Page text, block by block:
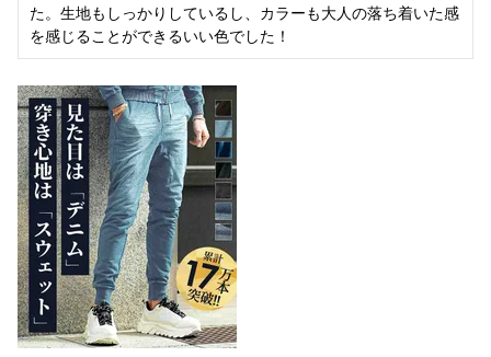
た。生地もしっかりしているし、カラーも大人の落ち着いた感
を感じることができるいい色でした！